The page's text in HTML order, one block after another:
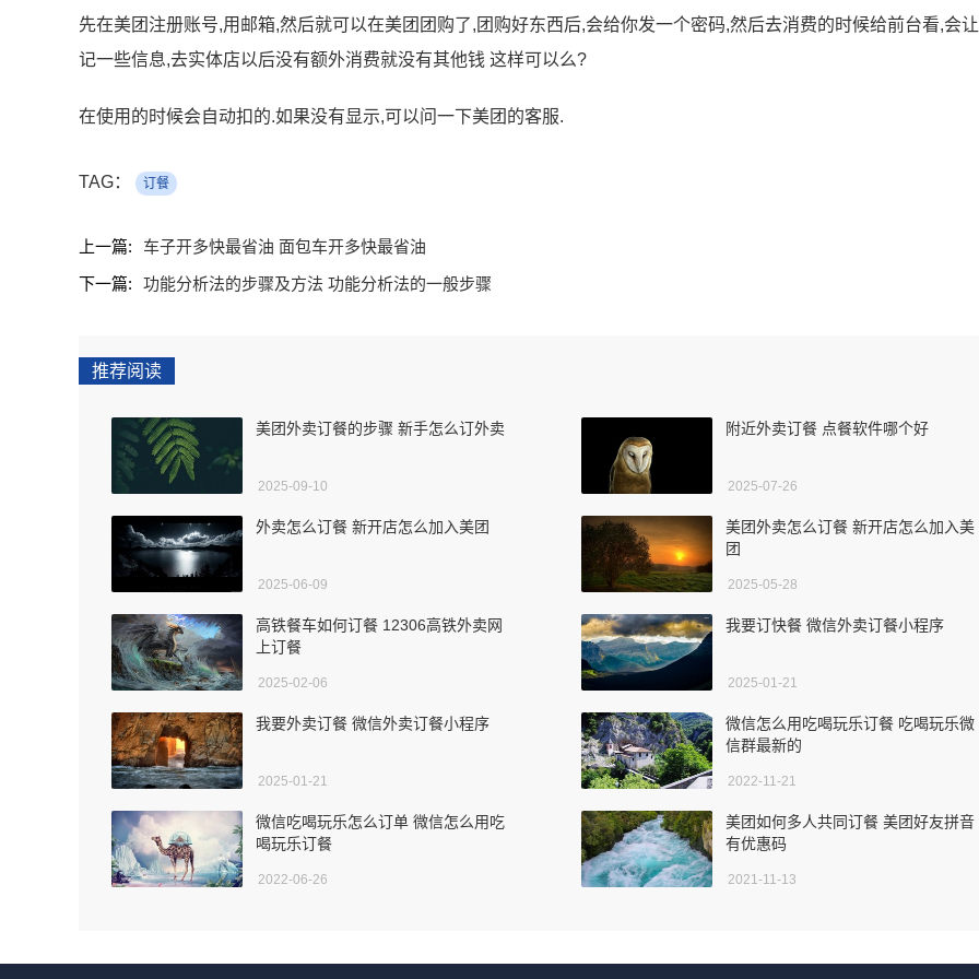
先在美团注册账号,用邮箱,然后就可以在美团团购了,团购好东西后,会给你发一个密码,然后去消费的时候给前台看,会
记一些信息,去实体店以后没有额外消费就没有其他钱 这样可以么?
在使用的时候会自动扣的.如果没有显示,可以问一下美团的客服.
TAG： 订餐
上一篇:
车子开多快最省油 面包车开多快最省油
下一篇:
功能分析法的步骤及方法 功能分析法的一般步骤
推荐阅读
美团外卖订餐的步骤 新手怎么订外卖
2025-09-10
附近外卖订餐 点餐软件哪个好
2025-07-26
外卖怎么订餐 新开店怎么加入美团
2025-06-09
美团外卖怎么订餐 新开店怎么加入美
团
2025-05-28
高铁餐车如何订餐 12306高铁外卖网
上订餐
2025-02-06
我要订快餐 微信外卖订餐小程序
2025-01-21
我要外卖订餐 微信外卖订餐小程序
2025-01-21
微信怎么用吃喝玩乐订餐 吃喝玩乐微
信群最新的
2022-11-21
微信吃喝玩乐怎么订单 微信怎么用吃
喝玩乐订餐
2022-06-26
美团如何多人共同订餐 美团好友拼音
有优惠码
2021-11-13